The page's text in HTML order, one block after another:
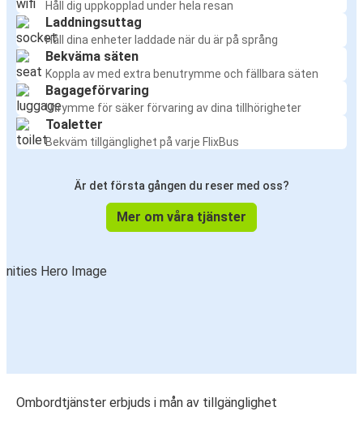
Håll dig uppkopplad under hela resan
Laddningsuttag
Håll dina enheter laddade när du är på språng
Bekväma säten
Koppla av med extra benutrymme och fällbara säten
Bagageförvaring
Utrymme för säker förvaring av dina tillhörigheter
Toaletter
Bekväm tillgänglighet på varje FlixBus
Är det första gången du reser med oss?
Mer om våra tjänster
Ombordtjänster erbjuds i mån av tillgänglighet